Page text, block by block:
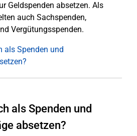
Geldspenden absetzen. Als
auch Sachspenden,
Vergütungsspenden.
als Spenden und
als Spenden und
absetzen?